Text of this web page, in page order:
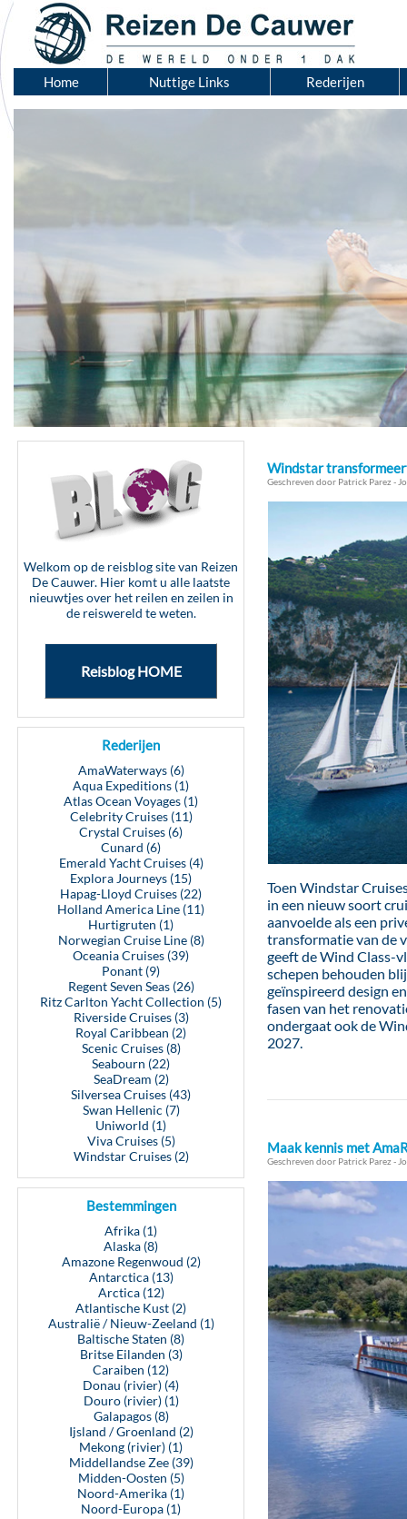
Home Nuttige Links Rederijen
Welkom op de reisblog site van Reizen
De Cauwer. Hier komt u alle laatste
nieuwtjes over het reilen en zeilen in
de reiswereld te weten.
Reisblog HOME
Rederijen
AmaWaterways (6)
Aqua Expeditions (1)
Atlas Ocean Voyages (1)
Celebrity Cruises (11)
Crystal Cruises (6)
Cunard (6)
Emerald Yacht Cruises (4)
Explora Journeys (15)
Hapag-Lloyd Cruises (22)
Holland America Line (11)
Hurtigruten (1)
Norwegian Cruise Line (8)
Oceania Cruises (39)
Ponant (9)
Regent Seven Seas (26)
Ritz Carlton Yacht Collection (5)
Riverside Cruises (3)
Royal Caribbean (2)
Scenic Cruises (8)
Seabourn (22)
SeaDream (2)
Silversea Cruises (43)
Swan Hellenic (7)
Uniworld (1)
Viva Cruises (5)
Windstar Cruises (2)
Bestemmingen
Afrika (1)
Alaska (8)
Amazone Regenwoud (2)
Antarctica (13)
Arctica (12)
Atlantische Kust (2)
Australië / Nieuw-Zeeland (1)
Baltische Staten (8)
Britse Eilanden (3)
Caraiben (12)
Donau (rivier) (4)
Douro (rivier) (1)
Galapagos (8)
Ijsland / Groenland (2)
Mekong (rivier) (1)
Middellandse Zee (39)
Midden-Oosten (5)
Noord-Amerika (1)
Noord-Europa (1)
Windstar
Geschreven door Patrick Parez -
Toen Windstar
in een nieuw soort
aanvoelde als een
transformatie van de
geeft de Wind Class-
schepen behouden
geïnspireerd design
fasen van het
ondergaat ook de
2027.
Maak kennis met
Geschreven door Patrick Parez -